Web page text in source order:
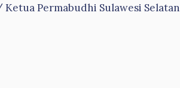
Permabudhi Sulawesi Selatan